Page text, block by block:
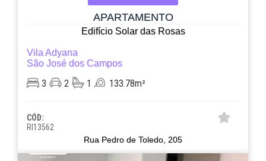
APARTAMENTO
Edifício Solar das Rosas
Vila Adyana
São José dos Campos
3 2 1 133.78m²
CÓD:
RI13562
Rua Pedro de Toledo, 205